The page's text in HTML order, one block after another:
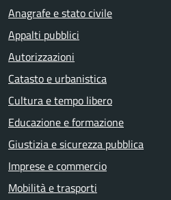
Anagrafe e stato civile
Appalti pubblici
Autorizzazioni
Catasto e urbanistica
Cultura e tempo libero
Educazione e formazione
Giustizia e sicurezza pubblica
Imprese e commercio
Mobilità e trasporti